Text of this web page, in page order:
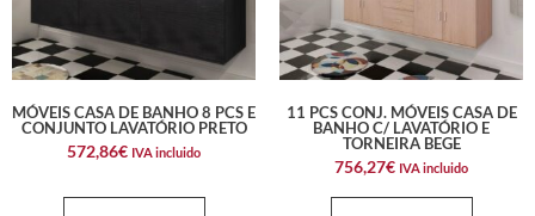
MÓVEIS CASA DE BANHO 8 PCS E
CONJUNTO LAVATÓRIO PRETO
572,86€ IVA incluido
11 PCS CONJ. MÓVEIS CASA DE
BANHO C/ LAVATÓRIO E
TORNEIRA BEGE
756,27€ IVA incluido